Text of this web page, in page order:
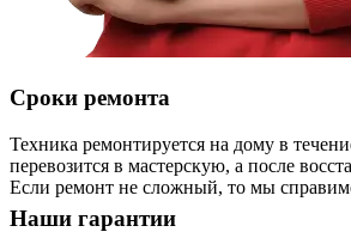
Сроки ремонта
Техника ремонтируется на дому в
перевозится в мастерскую, а после
Если ремонт не сложный, то мы
Наши гарантии